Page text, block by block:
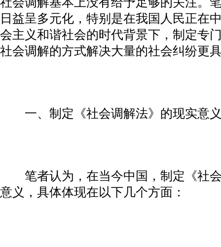
日益呈多元化，特别是在我国人民正在
会主义和谐社会的时代背景下，制定专
社会调解的方式解决大量的社会纠纷更
一、制定《社会调解法》的现实意
笔者认为，在当今中国，制定《社会
意义，具体体现在以下几个方面：